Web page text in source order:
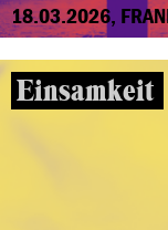
18.03.2026,
Einsamkeit